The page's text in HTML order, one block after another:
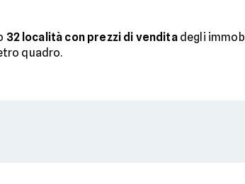
32 località con prezzi di venditadegli
quadro.